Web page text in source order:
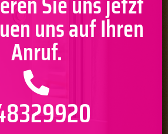
uns auf Ihren
Anruf.